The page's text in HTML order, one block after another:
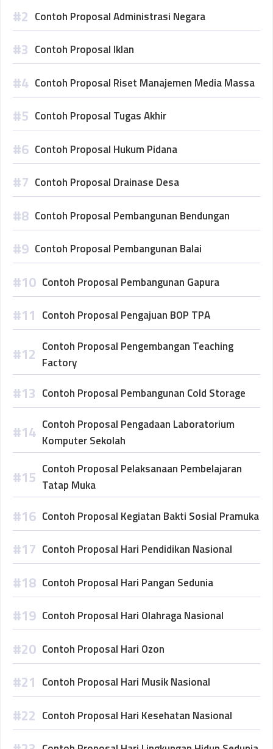
Contoh Proposal Administrasi Negara
Contoh Proposal Iklan
Contoh Proposal Riset Manajemen Media Massa
Contoh Proposal Tugas Akhir
Contoh Proposal Hukum Pidana
Contoh Proposal Drainase Desa
Contoh Proposal Pembangunan Bendungan
Contoh Proposal Pembangunan Balai
Contoh Proposal Pembangunan Gapura
Contoh Proposal Pengajuan BOP TPA
Contoh Proposal Pengembangan Teaching
Factory
Contoh Proposal Pembangunan Cold Storage
Contoh Proposal Pengadaan Laboratorium
Komputer Sekolah
Contoh Proposal Pelaksanaan Pembelajaran
Tatap Muka
Contoh Proposal Kegiatan Bakti Sosial Pramuka
Contoh Proposal Hari Pendidikan Nasional
Contoh Proposal Hari Pangan Sedunia
Contoh Proposal Hari Olahraga Nasional
Contoh Proposal Hari Ozon
Contoh Proposal Hari Musik Nasional
Contoh Proposal Hari Kesehatan Nasional